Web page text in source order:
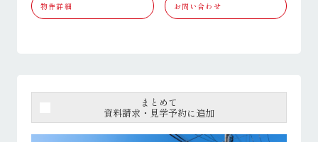
物件詳細 お問い合わせ
まとめて
資料請求・見学予約に追加